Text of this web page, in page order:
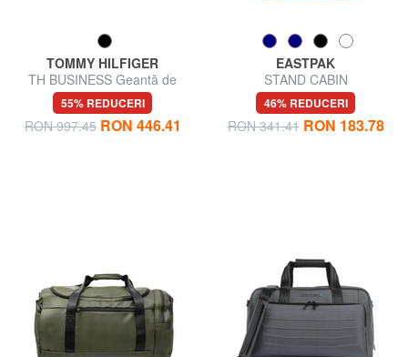
TOMMY HILFIGER
TH BUSINESS Geantă de
voiaj din nailon cu curea de
umăr
55% REDUCERI
RON 997.45 RON 446.41
EASTPAK
STAND CABIN
46% REDUCERI
RON 341.41 RON 183.78